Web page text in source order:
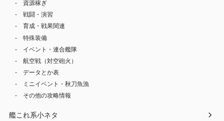
資源稼ぎ
戦闘・演習
育成・戦果関連
特殊装備
イベント・連合艦隊
航空戦（対空砲火）
データとか表
ミニイベント・秋刀魚漁
その他の攻略情報
艦これ系小ネタ